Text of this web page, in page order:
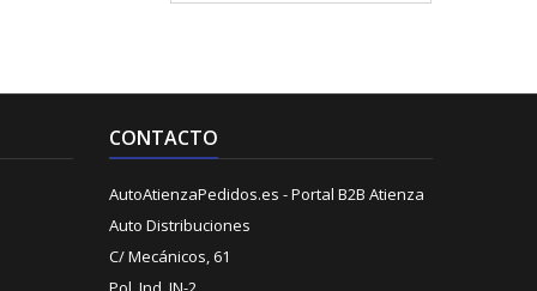
CONTACTO
AutoAtienzaPedidos.es - Portal B2B Atienza
Auto Distribuciones
C/ Mecánicos, 61